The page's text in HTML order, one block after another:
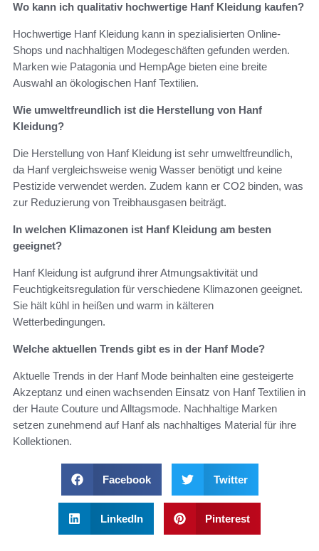
Wo kann ich qualitativ hochwertige Hanf Kleidung kaufen?
Hochwertige Hanf Kleidung kann in spezialisierten Online-
Shops und nachhaltigen Modegeschäften gefunden werden.
Marken wie Patagonia und HempAge bieten eine breite
Auswahl an ökologischen Hanf Textilien.
Wie umweltfreundlich ist die Herstellung von Hanf
Kleidung?
Die Herstellung von Hanf Kleidung ist sehr umweltfreundlich,
da Hanf vergleichsweise wenig Wasser benötigt und keine
Pestizide verwendet werden. Zudem kann er CO2 binden, was
zur Reduzierung von Treibhausgasen beiträgt.
In welchen Klimazonen ist Hanf Kleidung am besten
geeignet?
Hanf Kleidung ist aufgrund ihrer Atmungsaktivität und
Feuchtigkeitsregulation für verschiedene Klimazonen geeignet.
Sie hält kühl in heißen und warm in kälteren
Wetterbedingungen.
Welche aktuellen Trends gibt es in der Hanf Mode?
Aktuelle Trends in der Hanf Mode beinhalten eine gesteigerte
Akzeptanz und einen wachsenden Einsatz von Hanf Textilien in
der Haute Couture und Alltagsmode. Nachhaltige Marken
setzen zunehmend auf Hanf als nachhaltiges Material für ihre
Kollektionen.
Facebook Twitter
LinkedIn Pinterest